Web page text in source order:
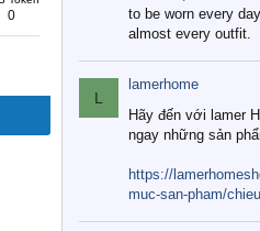
0
to be worn every
almost every outfit.
L
lamerhome
Hãy đến với lamer
ngay những sản
https://
muc-san-pham/